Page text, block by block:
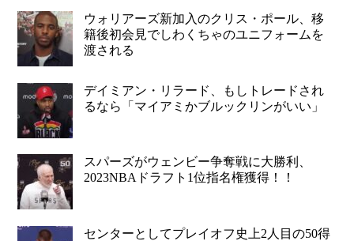
ウォリアーズ新加入のクリス・ポール、移
籍後初会見でしわくちゃのユニフォームを
渡される
デイミアン・リラード、もしトレードされ
るなら「マイアミかブルックリンがいい」
スパーズがウェンビー争奪戦に大勝利、
2023NBAドラフト1位指名権獲得！！
センターとしてプレイオフ史上2人目の50得